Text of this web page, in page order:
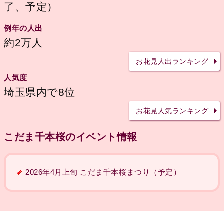
了、予定）
例年の人出
約2万人
お花見人出ランキング
人気度
埼玉県内で8位
お花見人気ランキング
こだま千本桜のイベント情報
2026年4月上旬 こだま千本桜まつり（予定）